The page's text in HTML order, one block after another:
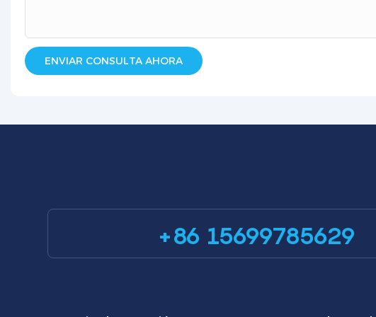
ENVIAR CONSULTA AHORA
+86 15699785629